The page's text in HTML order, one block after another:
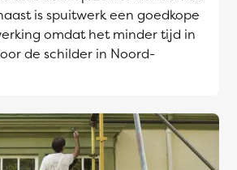
is spuitwerk een goedkope
omdat het minder tijd in
de schilder in Noord-